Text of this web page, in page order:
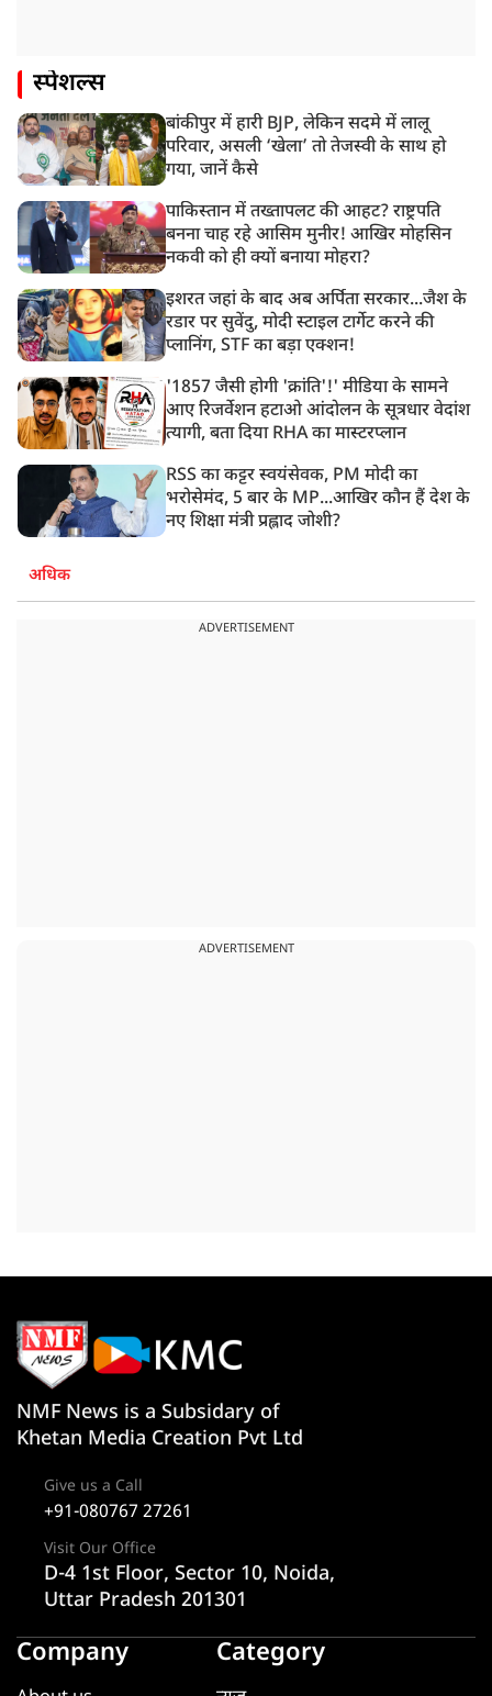
स्पेशल्स
बांकीपुर में हारी BJP, लेकिन सदमे में लालू
परिवार, असली ‘खेला’ तो तेजस्वी के साथ हो
गया, जानें कैसे
पाकिस्तान में तख्तापलट की आहट? राष्ट्रपति
बनना चाह रहे आसिम मुनीर! आखिर मोहसिन
नकवी को ही क्यों बनाया मोहरा?
इशरत जहां के बाद अब अर्पिता सरकार...जैश के
रडार पर सुवेंदु, मोदी स्टाइल टार्गेट करने की
प्लानिंग, STF का बड़ा एक्शन!
'1857 जैसी होगी 'क्रांति'!' मीडिया के सामने
आए रिजर्वेशन हटाओ आंदोलन के सूत्रधार वेदांश
त्यागी, बता दिया RHA का मास्टरप्लान
RSS का कट्टर स्वयंसेवक, PM मोदी का
भरोसेमंद, 5 बार के MP...आखिर कौन हैं देश के
नए शिक्षा मंत्री प्रह्लाद जोशी?
अधिक
ADVERTISEMENT
ADVERTISEMENT
NMF News is a Subsidary of
Khetan Media Creation Pvt Ltd
Give us a Call
+91-080767 27261
Visit Our Office
D-4 1st Floor, Sector 10, Noida,
Uttar Pradesh 201301
Company Category